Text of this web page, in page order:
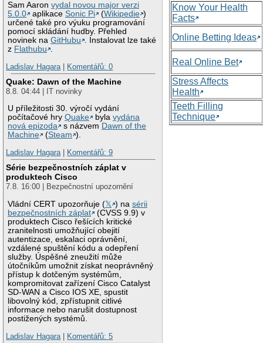
Sam Aaronvydal novou major verzi
5.0.0
aplikaceSonic Pi (Wikipedie )
určené také pro výuku programování
pomocí skládání hudby. Přehled
novinek naGitHubu . Instalovat lze také
z Flathubu .
Ladislav Hagara
Komentářů: 0
Quake: Dawn of the Machine
8.8. 04:44 | IT novinky
U příležitosti 30. výročí vydání
počítačové hryQuake bylavydána
nová epizoda
s názvem Dawn of the
Machine
(Steam ).
Ladislav Hagara
Komentářů: 9
Série bezpečnostních záplat v
produktech Cisco
7.8. 16:00 | Bezpečnostní upozornění
Vládní CERT upozorňuje (𝕏 ) nasérii
bezpečnostních záplat
(CVSS 9.9) v
produktech Cisco řešících kritické
zranitelnosti umožňující obejití
autentizace, eskalaci oprávnění,
vzdálené spuštění kódu a odepření
služby. Úspěšné zneužití může
útočníkům umožnit získat neoprávněný
přístup k dotčeným systémům,
kompromitovat zařízení Cisco Catalyst
SD-WAN a Cisco IOS XE, spustit
libovolný kód, zpřístupnit citlivé
informace nebo narušit dostupnost
postižených systémů.
Ladislav Hagara
Komentářů: 5
Know Your Health
Facts
Online Betting Ideas
Real Online Bet
Stress Affects
Health
Teeth Filling
Technique